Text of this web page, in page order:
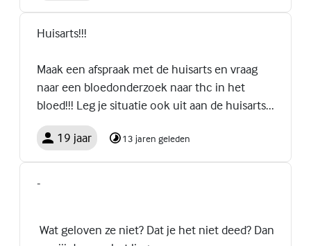
Huisarts!!!
Maak een afspraak met de huisarts en vraag
naar een bloedonderzoek naar thc in het
bloed!!! Leg je situatie ook uit aan de huisarts...
19 jaar 13 jaren geleden
-
Wat geloven ze niet? Dat je het niet deed? Dan